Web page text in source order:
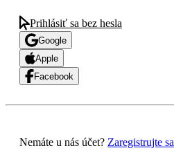
Prihlásiť sa bez hesla
Google
Apple
Facebook
Nemáte u nás účet? Zaregistrujte sa